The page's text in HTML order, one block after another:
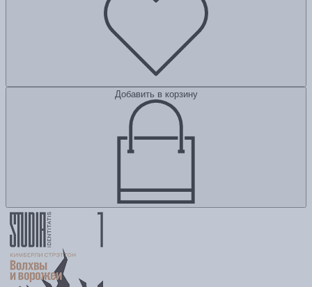
Добавить в корзину